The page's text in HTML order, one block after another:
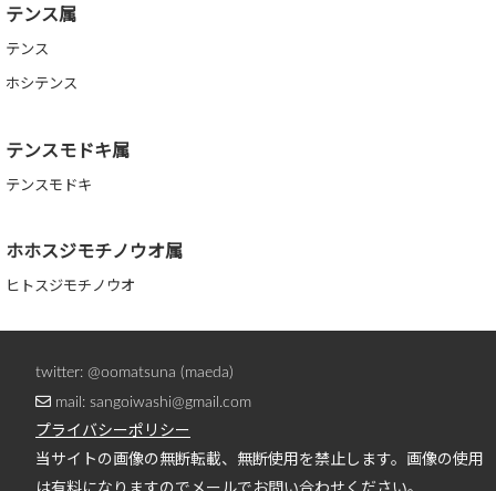
テンス属
テンス
ホシテンス
テンスモドキ属
テンスモドキ
ホホスジモチノウオ属
ヒトスジモチノウオ
twitter: @oomatsuna (maeda)
mail: sangoiwashi@gmail.com
プライバシーポリシー
当サイトの画像の無断転載、無断使用を禁止します。画像の使用